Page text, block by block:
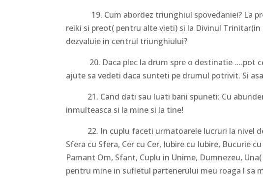
19. Cum abordez triunghiul spovedaniei? La
reiki si preot( pentru alte vieti) si la Divinul
dezvaluie in centrul triunghiului?
20. Daca plec la drum spre o destinatie ….pot
ajute sa vedeti daca sunteti pe drumul potrivit. Si asa
21. Cand dati sau luati bani spuneti: Cu
inmulteasca si la mine si la tine!
22. In cuplu faceti urmatoarele lucruri la nivel
Sfera cu Sfera, Cer cu Cer, Iubire cu Iubire, Bucurie
Pamant Om, Sfant, Cuplu in Unime, Dumnezeu,
pentru mine in sufletul partenerului meu roaga l sa